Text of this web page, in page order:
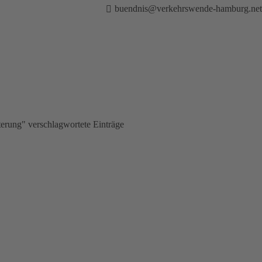
buendnis@verkehrswende-hamburg.net
verschlagwortete Einträge